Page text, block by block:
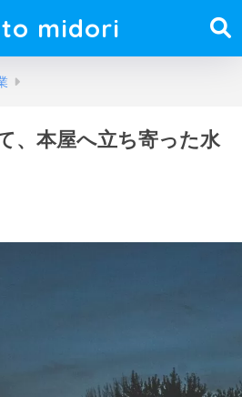
midori
、本屋へ立ち寄った水